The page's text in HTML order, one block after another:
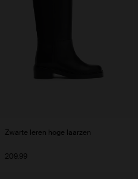
Zwarte leren hoge laarzen
209.99